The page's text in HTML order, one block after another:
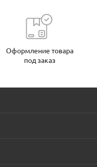
Оформление товара
под заказ